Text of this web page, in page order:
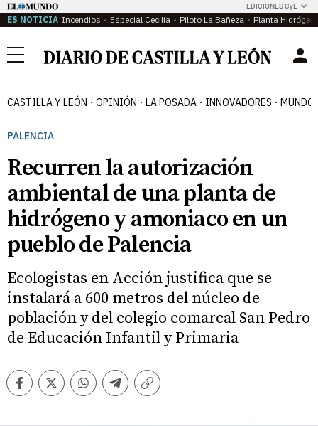
EDICIONES CyL
ES NOTICIA Incendios Especial Cecilia Piloto La Bañeza Planta
Menú
CASTILLA Y LEÓN OPINIÓN LA POSADA INNOVADORES MUNDO
PALENCIA
Recurren la autorización
ambiental de una planta de
hidrógeno y amoniaco en un
pueblo de Palencia
Ecologistas en Acción justifica que se
instalará a 600 metros del núcleo de
población y del colegio comarcal San Pedro
de Educación Infantil y Primaria
FacebookTwitterWhatsappTelegramCopiar